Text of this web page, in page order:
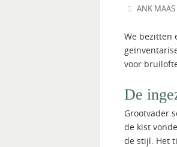
ANK MAAS
We bezitten
voor
De
Grootvader
de kist
de stijl. Het